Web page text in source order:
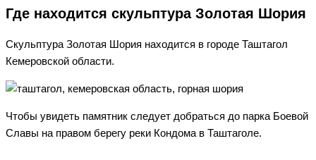
Где находится скульптура Золотая Шория
Скульптура Золотая Шория находится в городе Таштагол
Кемеровской области.
Чтобы увидеть памятник следует добраться до парка Боевой
Славы на правом берегу реки Кондома в Таштаголе.